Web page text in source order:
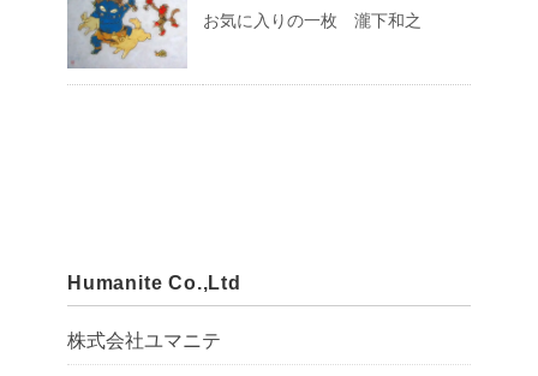
お気に入りの一枚 瀧下和之
Humanite Co.,Ltd
株式会社ユマニテ